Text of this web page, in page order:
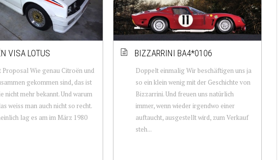
VISA LOTUS
Proposal Wie genau Citroën und
gekommen sind, das ist
nicht mehr bekannt. Und warum
weiss man auch nicht so recht.
lag es am im März 1980
BIZZARRINI BA4*0106
Doppelt einmalig Wir beschäftigen uns ja
so ein klein wenig mit der Geschichte von
Bizzarrini. Und freuen uns natürlich
immer, wenn wieder irgendwo einer
auftaucht, ausgestellt wird, zum Verkauf
steh...